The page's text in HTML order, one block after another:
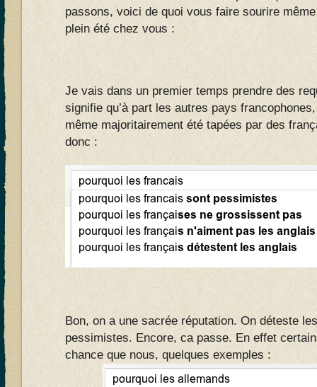
passons, voici de quoi vous faire sourire
plein été chez vous :
Je vais dans un premier temps prendre des
signifie qu’à part les autres pays
même majoritairement été tapées par des
donc :
Bon, on a une sacrée réputation. On déteste
pessimistes. Encore, ca passe. En effet
chance que nous, quelques exemples :